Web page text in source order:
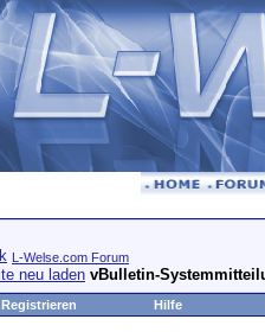
L-Welse.com Forum
vBulletin-
Registrieren Hilfe